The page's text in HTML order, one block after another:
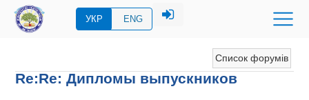
УКР ENG
Список форумів
Re:Re: Дипломы выпускников